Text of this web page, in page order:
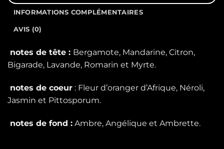
INFORMATIONS COMPLÉMENTAIRES
AVIS (0)
notes de tête : Bergamote, Mandarine, Citron,
Bigarade, Lavande, Romarin et Myrte.
notes de coeur : Fleur d’oranger d’Afrique, Néroli,
Jasmin et Pittosporum.
notes de fond : Ambre, Angélique et Ambrette.